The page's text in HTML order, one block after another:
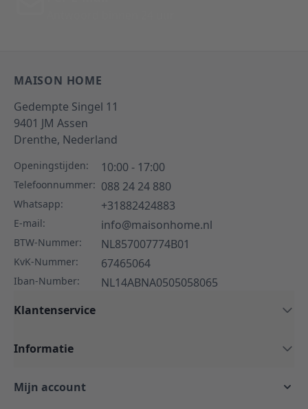
MAISON HOME
Gedempte Singel 11
9401 JM Assen
Drenthe, Nederland
Openingstijden: 10:00 - 17:00
Telefoonnummer: 088 24 24 880
Whatsapp: +31882424883
E-mail: info@maisonhome.nl
BTW-Nummer: NL857007774B01
KvK-Nummer: 67465064
Iban-Number:
NL14ABNA0505058065
Klantenservice
Informatie
Mijn account